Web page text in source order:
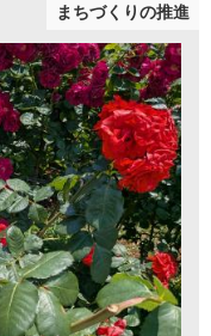
まちづくりの推進